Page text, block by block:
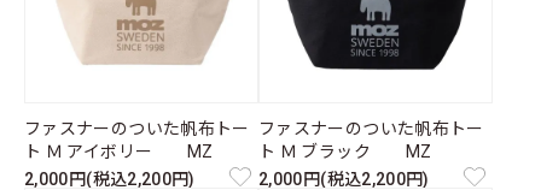
ファスナーのついた帆布トー
ト Ｍ アイボリー MZ
2,000円(税込2,200円)
ファスナーのついた帆布トー
ト Ｍ ブラック MZ
2,000円(税込2,200円)